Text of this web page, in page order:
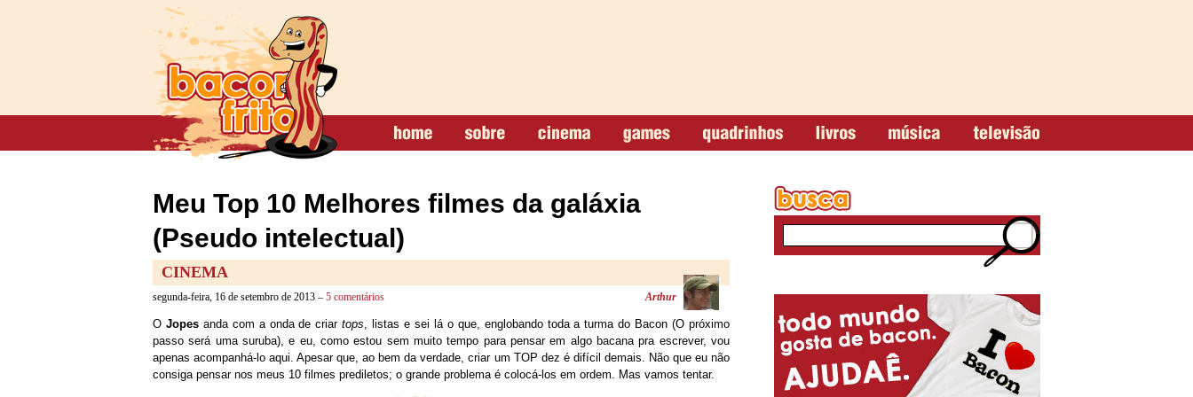
Meu Top 10 Melhores filmes da galáxia
(Pseudo intelectual)
CINEMA
segunda-feira, 16 de setembro de 2013 – 5 comentários Arthur
O Jopesanda com a onda de criartops, listas e sei lá o que, englobando toda a turma do Bacon (O próximo
passo será uma suruba), e eu, como estou sem muito tempo para pensar em algo bacana pra escrever, vou
apenas acompanhá-lo aqui. Apesar que, ao bem da verdade, criar um TOP dez é difícil demais. Não que eu não
consiga pensar nos meus 10 filmes prediletos; o grande problema é colocá-los em ordem. Mas vamos tentar.